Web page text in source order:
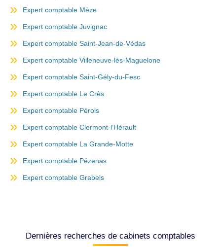
Expert comptable Mèze
Expert comptable Juvignac
Expert comptable Saint-Jean-de-Védas
Expert comptable Villeneuve-lès-Maguelone
Expert comptable Saint-Gély-du-Fesc
Expert comptable Le Crès
Expert comptable Pérols
Expert comptable Clermont-l’Hérault
Expert comptable La Grande-Motte
Expert comptable Pézenas
Expert comptable Grabels
Dernières recherches de cabinets comptables